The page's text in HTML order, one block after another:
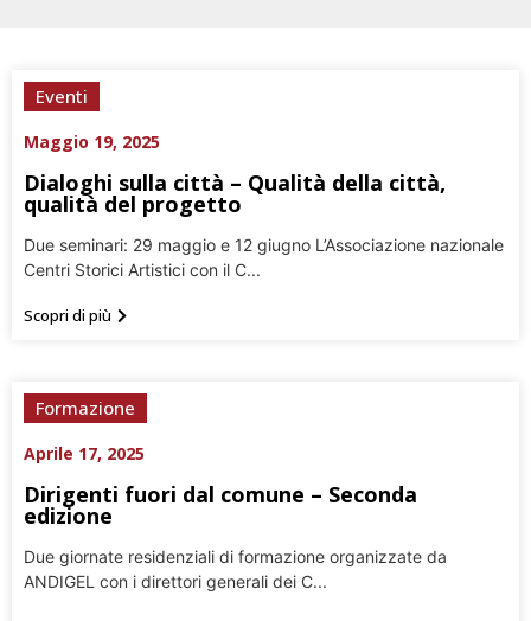
Eventi
Maggio 19, 2025
Dialoghi sulla città – Qualità della città,
qualità del progetto
Due seminari: 29 maggio e 12 giugno L’Associazione nazionale
Centri Storici Artistici con il C...
Scopri di più
Formazione
Aprile 17, 2025
Dirigenti fuori dal comune – Seconda
edizione
Due giornate residenziali di formazione organizzate da
ANDIGEL con i direttori generali dei C...